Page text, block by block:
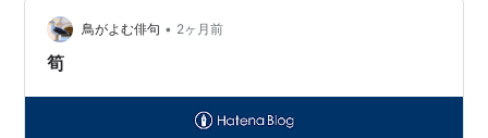
鳥がよむ俳句 • 2ヶ月前
筍